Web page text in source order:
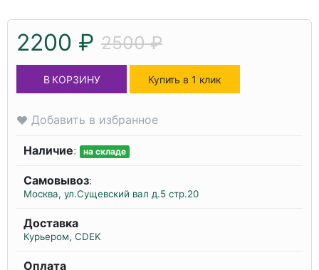
2200 ₽ 2500 ₽
В КОРЗИНУ Купить в 1 клик
Добавить в избранное
Наличие: на складе
Самовывоз:
Москва, ул.Сущевский вал д.5 стр.20
Доставка
Курьером, CDEK
Оплата